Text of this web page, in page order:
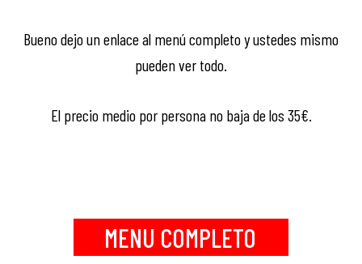
Bueno dejo un enlace al menú completo y ustedes mismo
pueden ver todo.
El precio medio por persona no baja de los 35€.
MENU COMPLETO